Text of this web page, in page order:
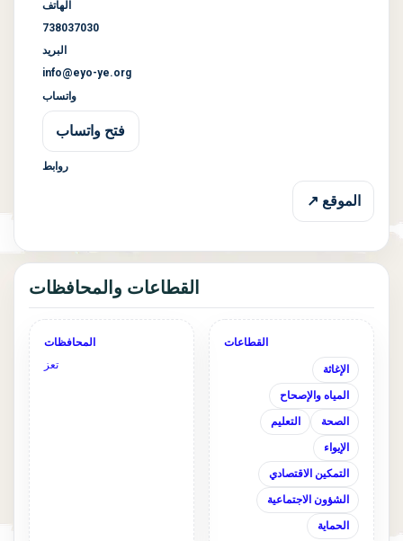
الهاتف
738037030
البريد
info@eyo-ye.org
واتساب
فتح واتساب
روابط
الموقع ↗
القطاعات والمحافظات
القطاعات
الإغاثة
المياه والإصحاح
الصحة التعليم
الإيواء
التمكين الاقتصادي
الشؤون الاجتماعية
الحماية
المحافظات
تعز